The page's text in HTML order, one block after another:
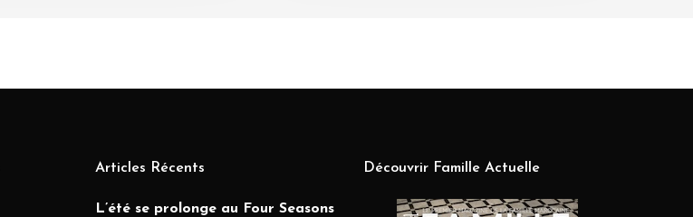
Articles Récents
L’été se prolonge au Four Seasons
Découvrir Famille Actuelle